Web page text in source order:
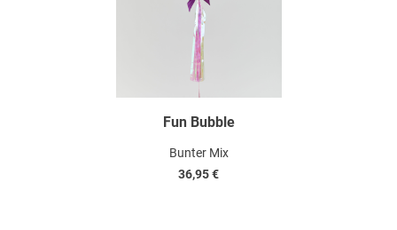
Fun Bubble
Bunter Mix
36,95 €